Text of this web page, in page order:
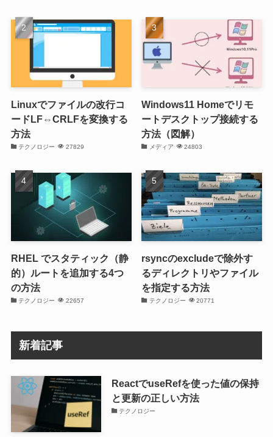
Linuxでファイルの改行コ
ードLF⇔CRLFを変換する
方法
テクノロジー 27829
Windows11 Homeでリモ
ートデスクトップ接続する
方法（図解）
メディア 24803
RHEL でスタティック（静
的）ルートを追加する4つ
の方法
テクノロジー 22657
rsyncのexcludeで除外す
るディレクトリやファイル
を指定する方法
テクノロジー 20771
新着記事
ReactでuseRefを使った値の保持
と更新の正しい方法
テクノロジー